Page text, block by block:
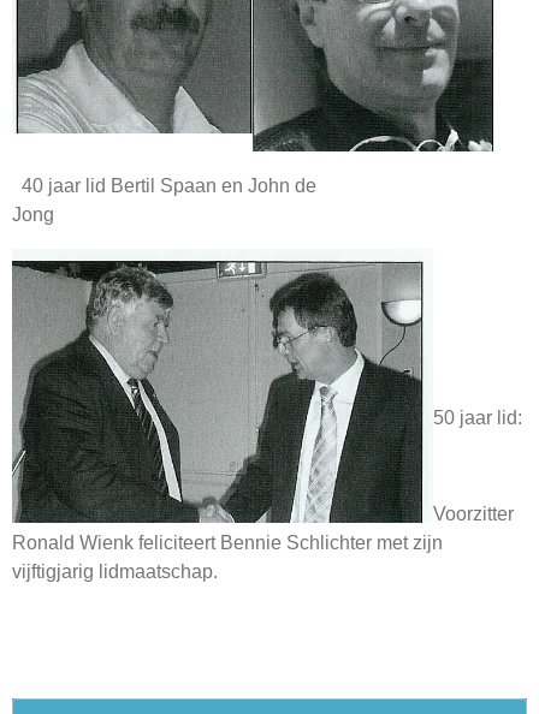
40 jaar lid Bertil Spaan en John de
Jong
50 jaar lid:
Voorzitter
Ronald Wienk feliciteert Bennie Schlichter met zijn
vijftigjarig lidmaatschap.